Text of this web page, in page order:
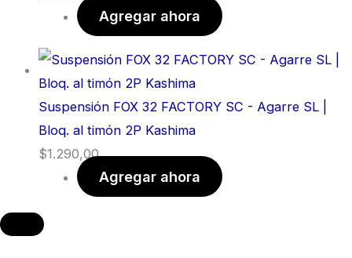
Agregar ahora
Suspensión FOX 32 FACTORY SC - Agarre SL |
Bloq. al timón 2P Kashima
$1.290,00
Agregar ahora